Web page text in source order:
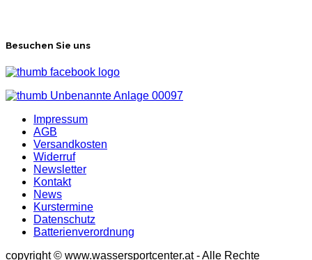
Besuchen Sie uns
Impressum
AGB
Versandkosten
Widerruf
Newsletter
Kontakt
News
Kurstermine
Datenschutz
Batterienverordnung
copyright © www.wassersportcenter.at - Alle Rechte